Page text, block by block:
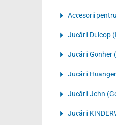
Accesorii
Jucării Dulcop
Jucării Gonher
Jucării
Jucării John
Jucării